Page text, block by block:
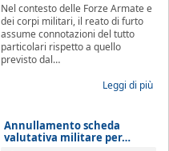
Nel contesto delle Forze Armate e
dei corpi militari, il reato di furto
assume connotazioni del tutto
particolari rispetto a quello
previsto dal…
Leggi di più
Annullamento scheda
valutativa militare per…